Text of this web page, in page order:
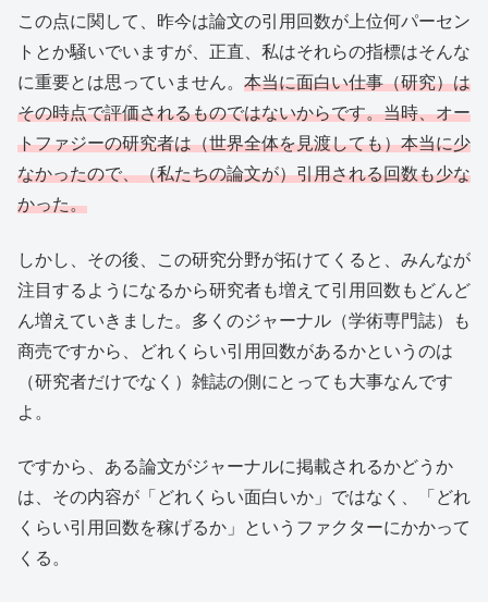
この点に関して、昨今は論文の引用回数が上位何パーセン
トとか騒いでいますが、正直、私はそれらの指標はそんな
に重要とは思っていません。 本当に面白い仕事（研究）は
その時点で評価されるものではないからです。当時、オー
トファジーの研究者は（世界全体を見渡しても）本当に少
なかったので、（私たちの論文が）引用される回数も少な
かった。
しかし、その後、この研究分野が拓けてくると、みんなが
注目するようになるから研究者も増えて引用回数もどんど
ん増えていきました。多くのジャーナル（学術専門誌）も
商売ですから、どれくらい引用回数があるかというのは
（研究者だけでなく）雑誌の側にとっても大事なんです
よ。
ですから、ある論文がジャーナルに掲載されるかどうか
は、その内容が「どれくらい面白いか」ではなく、「どれ
くらい引用回数を稼げるか」というファクターにかかって
くる。